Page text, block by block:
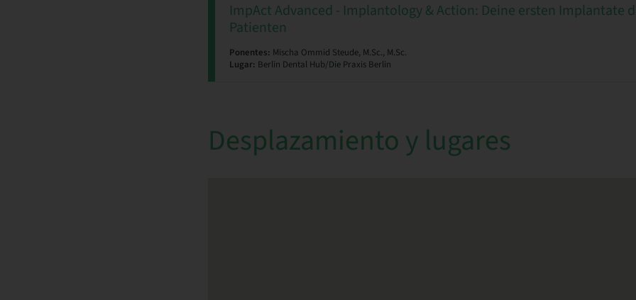
ImpAct Advanced - Implantology & Action: Deine ersten Implantate
Patienten
Ponentes: Mischa Ommid Steude, M.Sc., M.Sc.
Lugar: Berlin Dental Hub/Die Praxis Berlin
Desplazamiento y lugares